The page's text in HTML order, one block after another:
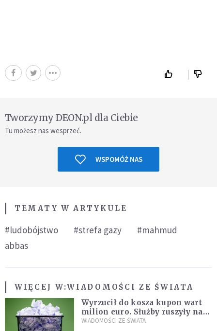
Tworzymy DEON.pl dla Ciebie
Tu możesz nas wesprzeć.
WSPOMÓŻ NAS
TEMATY W ARTYKULE
#ludobójstwo #strefa gazy
#mahmud
abbas
WIĘCEJ W:WIADOMOŚCI ZE ŚWIATA
Wyrzucił do kosza kupon wart
milion euro. Służby ruszyły na
poszukiwania
WIADOMOŚCI ZE ŚWIATA